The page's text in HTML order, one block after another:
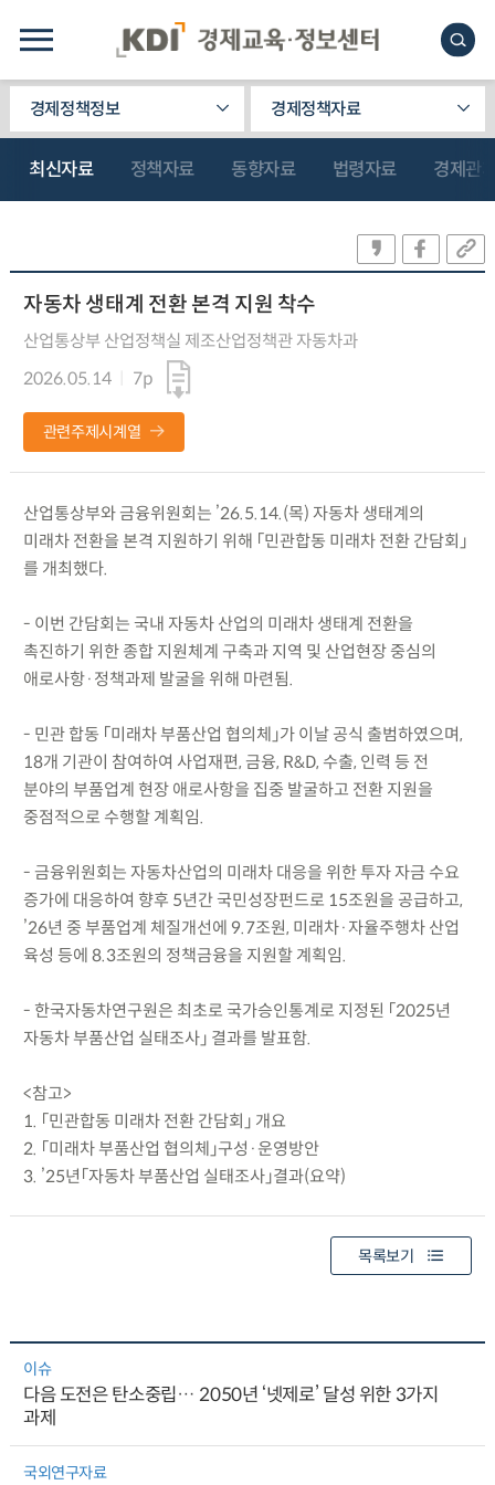
경제정책정보 경제정책자료
최신자료 정책자료 동향자료 법령자료 경제관
자동차 생태계 전환 본격 지원 착수
산업통상부 산업정책실 제조산업정책관 자동차과
2026.05.14
7p
관련주제시계열
산업통상부와 금융위원회는 ’26.5.14.(목) 자동차 생태계의
미래차 전환을 본격 지원하기 위해 「민관합동 미래차 전환 간담회」
를 개최했다.
- 이번 간담회는 국내 자동차 산업의 미래차 생태계 전환을
촉진하기 위한 종합 지원체계 구축과 지역 및 산업현장 중심의
애로사항·정책과제 발굴을 위해 마련됨.
- 민관 합동 「미래차 부품산업 협의체」가 이날 공식 출범하였으며,
18개 기관이 참여하여 사업재편, 금융, R&D, 수출, 인력 등 전
분야의 부품업계 현장 애로사항을 집중 발굴하고 전환 지원을
중점적으로 수행할 계획임.
- 금융위원회는 자동차산업의 미래차 대응을 위한 투자 자금 수요
증가에 대응하여 향후 5년간 국민성장펀드로 15조원을 공급하고,
’26년 중 부품업계 체질개선에 9.7조원, 미래차·자율주행차 산업
육성 등에 8.3조원의 정책금융을 지원할 계획임.
- 한국자동차연구원은 최초로 국가승인통계로 지정된 「2025년
자동차 부품산업 실태조사」 결과를 발표함.
<참고>
1. 「민관합동 미래차 전환 간담회」 개요
2. 「미래차 부품산업 협의체」구성·운영방안
3. ’25년「자동차 부품산업 실태조사」결과(요약)
목록보기
이슈
다음 도전은 탄소중립… 2050년 ‘넷제로’ 달성 위한 3가지
과제
국외연구자료